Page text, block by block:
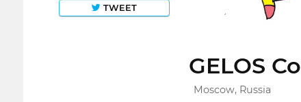
TWEET
GELOS
Moscow, Russia